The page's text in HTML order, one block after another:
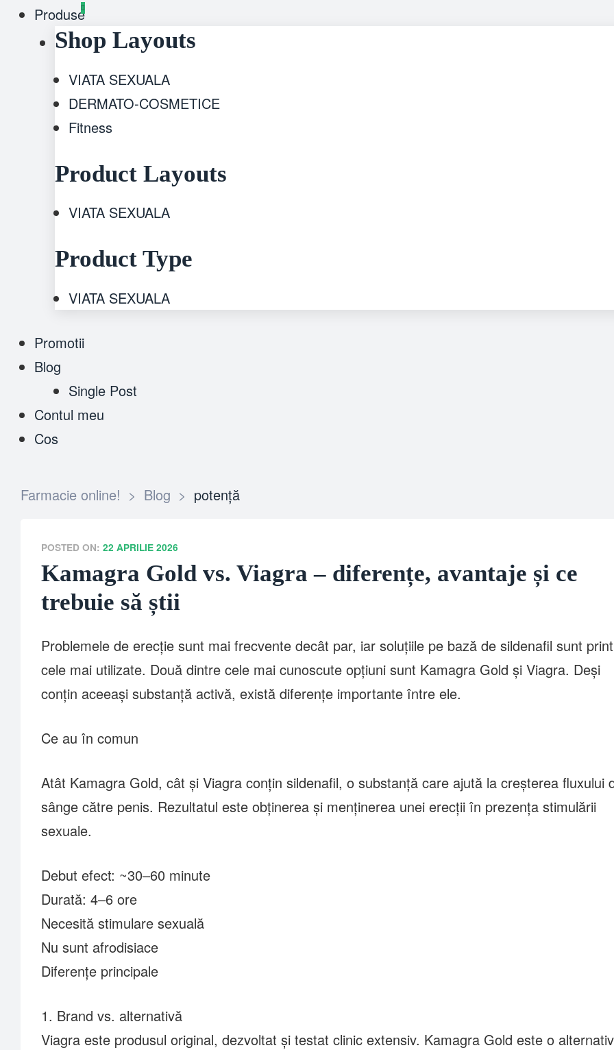
Produse
Shop Layouts
VIATA SEXUALA
DERMATO-COSMETICE
Fitness
Product Layouts
VIATA SEXUALA
Product Type
VIATA SEXUALA
Promotii
Blog
Single Post
Contul meu
Cos
Farmacie online! > Blog > potență
POSTED ON: 22 APRILIE 2026
Kamagra Gold vs. Viagra – diferențe, avantaje și ce
trebuie să știi
Problemele de erecție sunt mai frecvente decât par, iar soluțiile pe bază de sildenafil sunt
cele mai utilizate. Două dintre cele mai cunoscute opțiuni sunt Kamagra Gold și Viagra. Deși
conțin aceeași substanță activă, există diferențe importante între ele.
Ce au în comun
Atât Kamagra Gold, cât și Viagra conțin sildenafil, o substanță care ajută la creșterea fluxului
sânge către penis. Rezultatul este obținerea și menținerea unei erecții în prezența stimulării
sexuale.
Debut efect: ~30–60 minute
Durată: 4–6 ore
Necesită stimulare sexuală
Nu sunt afrodisiace
Diferențe principale
1. Brand vs. alternativă
Viagra este produsul original, dezvoltat și testat clinic extensiv. Kamagra Gold este o